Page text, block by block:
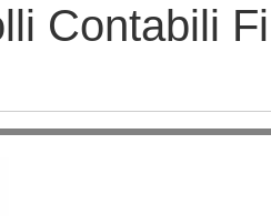
Contabili